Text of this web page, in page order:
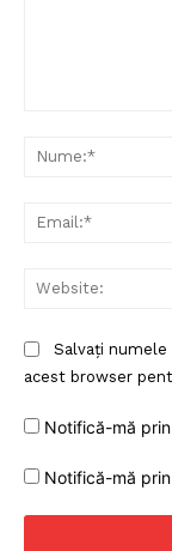
Salvați
acest browser
Notifică-mă
Notifică-mă